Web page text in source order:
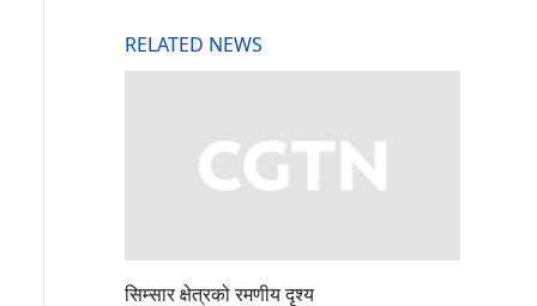
RELATED NEWS
सिम्सार क्षेत्रको रमणीय दृश्य